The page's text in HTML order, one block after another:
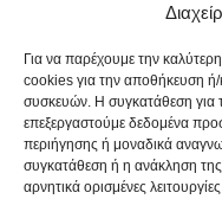
Για να παρέχουμε την
cookies για την αποθήκευση
συσκευών. Η συγκατάθεση για
επεξεργαστούμε δεδομένα
περιήγησης ή μοναδικά
συγκατάθεση ή η ανάκληση
αρνητικά ορισμένες
ΔΗΜΟΦΙΛΗ ΚΑΤΗΓΟΡΙΑ
ΝΕΑ ΤΟΥ ΠΕΙΡΑΙΑ
ΟΛΥΜΠΙΑΚΟΣ
ΑΛΛΑ ΚΟΙΝΩΝΙΚΑ
ΕΙΔΗΣΕΙΣ ΝΑΥΤΙΛΙΑ